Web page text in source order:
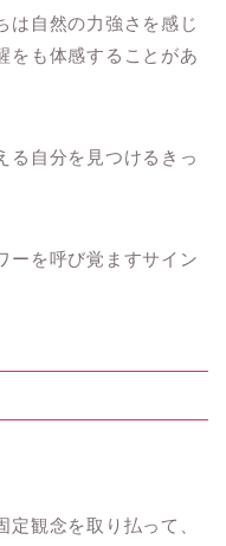
は自然の力強さを感じ
をも体感することがあ
る自分を見つけるきっ
ーを呼び覚ますサイン
観念を取り払って、